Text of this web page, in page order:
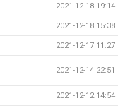
2021-12-18 19:14
2021-12-18 15:38
2021-12-17 11:27
2021-12-14 22:51
2021-12-12 14:54